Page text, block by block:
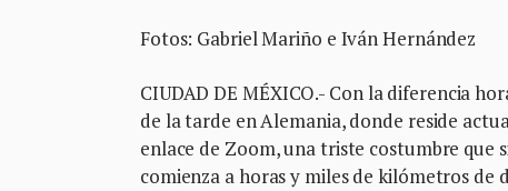
Fotos: Gabriel Mariño e Iván Hernández
CIUDAD DE MÉXICO.- Con la diferencia
de la tarde en Alemania, donde reside
enlace de Zoom, una triste costumbre que
comienza a horas y miles de kilómetros de